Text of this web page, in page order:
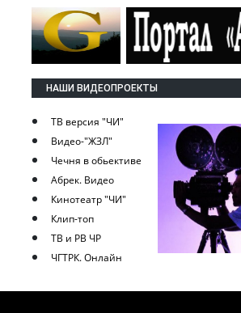
НАШИ ВИДЕОПРОЕКТЫ
ТВ версия "ЧИ"
Видео-"ЖЗЛ"
Чечня в обьективе
Абрек. Видео
Кинотеатр "ЧИ"
Клип-топ
ТВ и РВ ЧР
ЧГТРК. Онлайн